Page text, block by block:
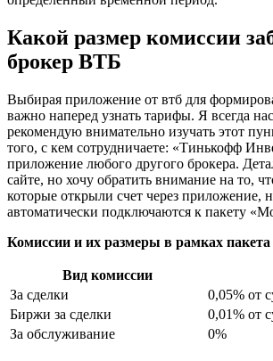
Какой размер комиссии
брокер ВТБ
Выбирая приложение от втб для
важно наперед узнать тарифы. Я всегда
рекомендую внимательно изучать этот
того, с кем сотрудничаете: «Тинькофф
приложение любого другого брокера.
сайте, но хочу обратить внимание на то,
которые открыли счет через приложение,
автоматически подключаются к пакету
Комиссии и их размеры в рамках
Вид комиссии
За сделки
0,05% от
Биржи за сделки
0,01% от
За обслуживание
0%